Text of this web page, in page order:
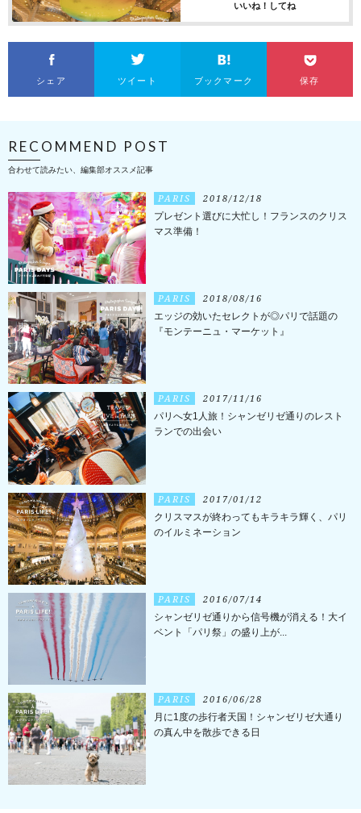
いいね！してね
シェア ツイート ブックマーク 保存
RECOMMEND POST
合わせて読みたい、編集部オススメ記事
PARIS 2018/12/18
プレゼント選びに大忙し！フランスのクリス
マス準備！
PARIS 2018/08/16
エッジの効いたセレクトが◎パリで話題の
『モンテーニュ・マーケット』
PARIS 2017/11/16
パリへ女1人旅！シャンゼリゼ通りのレスト
ランでの出会い
PARIS 2017/01/12
クリスマスが終わってもキラキラ輝く、パリ
のイルミネーション
PARIS 2016/07/14
シャンゼリゼ通りから信号機が消える！大イ
ベント「パリ祭」の盛り上が...
PARIS 2016/06/28
月に1度の歩行者天国！シャンゼリゼ大通り
の真ん中を散歩できる日